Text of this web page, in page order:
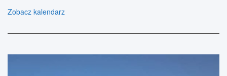
n
ż
o
Zobacz kalendarz